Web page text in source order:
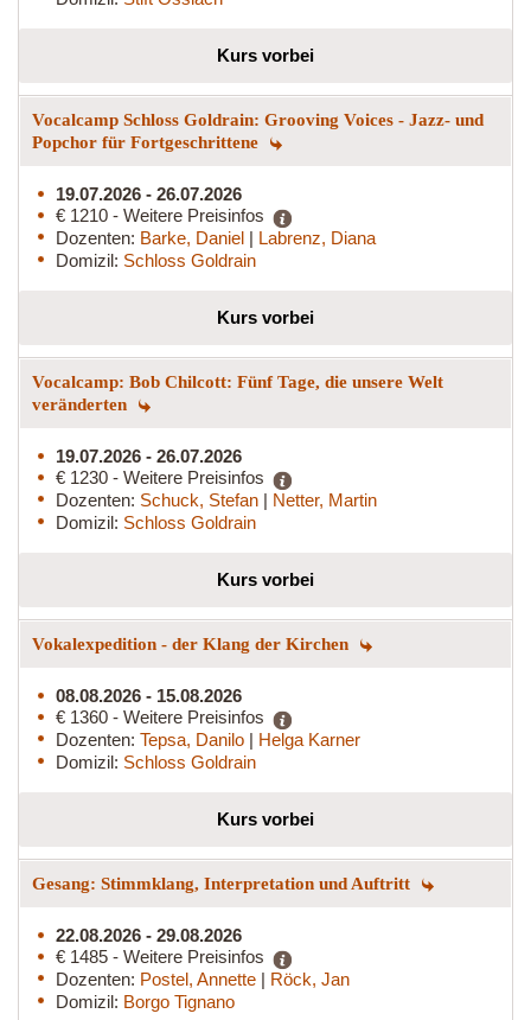
Kurs vorbei
Vocalcamp Schloss Goldrain: Grooving Voices - Jazz- und
Popchor für Fortgeschrittene
19.07.2026 - 26.07.2026
€ 1210 - Weitere Preisinfos
Dozenten: Barke, Daniel | Labrenz, Diana
Domizil: Schloss Goldrain
Kurs vorbei
Vocalcamp: Bob Chilcott: Fünf Tage, die unsere Welt
veränderten
19.07.2026 - 26.07.2026
€ 1230 - Weitere Preisinfos
Dozenten: Schuck, Stefan | Netter, Martin
Domizil: Schloss Goldrain
Kurs vorbei
Vokalexpedition - der Klang der Kirchen
08.08.2026 - 15.08.2026
€ 1360 - Weitere Preisinfos
Dozenten: Tepsa, Danilo | Helga Karner
Domizil: Schloss Goldrain
Kurs vorbei
Gesang: Stimmklang, Interpretation und Auftritt
22.08.2026 - 29.08.2026
€ 1485 - Weitere Preisinfos
Dozenten: Postel, Annette | Röck, Jan
Domizil: Borgo Tignano